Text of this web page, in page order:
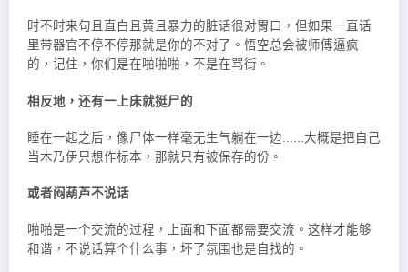
时不时来句且直白且黄且暴力的脏话很对胃口，但如果一直话
里带器官不停不停那就是你的不对了。悟空总会被师傅逼疯
的，记住，你们是在啪啪啪，不是在骂街。
相反地，还有一上床就挺尸的
睡在一起之后，像尸体一样毫无生气躺在一边……大概是把自己
当木乃伊只想作标本，那就只有被保存的份。
或者闷葫芦不说话
啪啪是一个交流的过程，上面和下面都需要交流。这样才能够
和谐，不说话算个什么事，坏了氛围也是自找的。